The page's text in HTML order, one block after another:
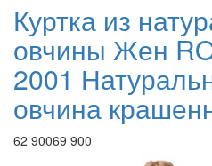
Куртка из
овчины Жен
2001
овчина
62 90069 900